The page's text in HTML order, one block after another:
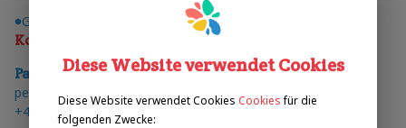
Geistige Behinderung
Kontakte
Pavel
Pecháček
pechacek@domovzbesicky.cz
telefon
+420 603 254 072
Diese Website verwendet Cookies
Diese Website verwendet Cookies Cookies für die
folgenden Zwecke: